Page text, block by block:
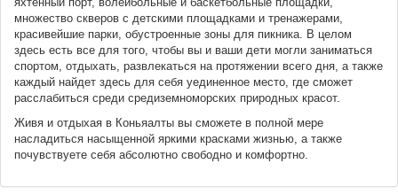
множество скверов с детскими площадками и тренажерами,
красивейшие парки, обустроенные зоны для пикника. В целом
здесь есть все для того, чтобы вы и ваши дети могли заниматься
спортом, отдыхать, развлекаться на протяжении всего дня, а также
каждый найдет здесь для себя уединенное место, где сможет
расслабиться среди средиземноморских природных красот.
Живя и отдыхая в Коньяалты вы сможете в полной мере
насладиться насыщенной яркими красками жизнью, а также
почувствуете себя абсолютно свободно и комфортно.